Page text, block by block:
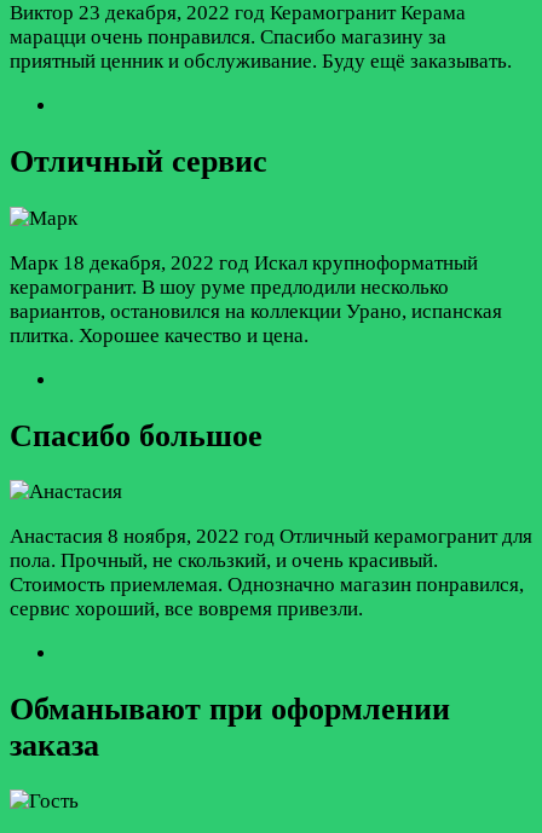
Виктор 23 декабря, 2022 год Керамогранит Керама
марацци очень понравился. Спасибо магазину за
приятный ценник и обслуживание. Буду ещё заказывать.
Отличный сервис
Марк 18 декабря, 2022 год Искал крупноформатный
керамогранит. В шоу руме предлодили несколько
вариантов, остановился на коллекции Урано, испанская
плитка. Хорошее качество и цена.
Спасибо большое
Анастасия 8 ноября, 2022 год Отличный керамогранит для
пола. Прочный, не скользкий, и очень красивый.
Стоимость приемлемая. Однозначно магазин понравился,
сервис хороший, все вовремя привезли.
Обманывают при оформлении
заказа